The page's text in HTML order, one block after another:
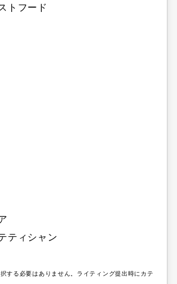
トフード
ティシャン
する必要はありません。ライティング提出時にカテ